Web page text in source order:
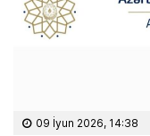
09 İyun 2026, 14:38